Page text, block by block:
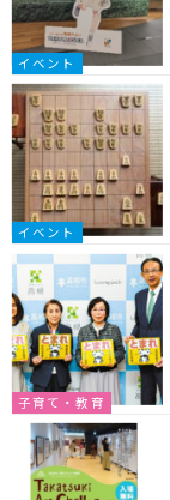
イベント
イベント
子育て・教育